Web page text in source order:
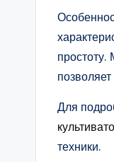
Для
техники.